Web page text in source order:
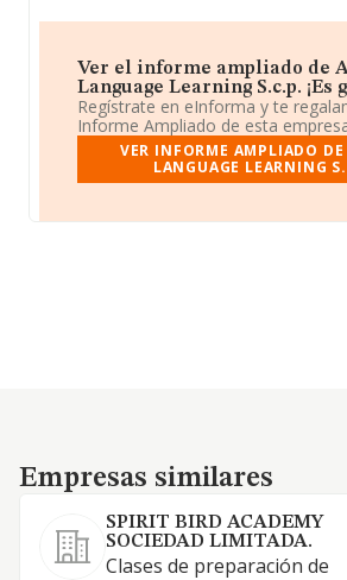
Ver el informe ampliado de
Language Learning S.c.p. ¡Es
Regístrate en eInforma y te
Informe Ampliado de esta
VER INFORME AMPLIADO DE
LANGUAGE LEARNING
Empresas similares
Empresas similares
SPIRIT BIRD ACADEMY
SOCIEDAD LIMITADA.
Clases de preparación de